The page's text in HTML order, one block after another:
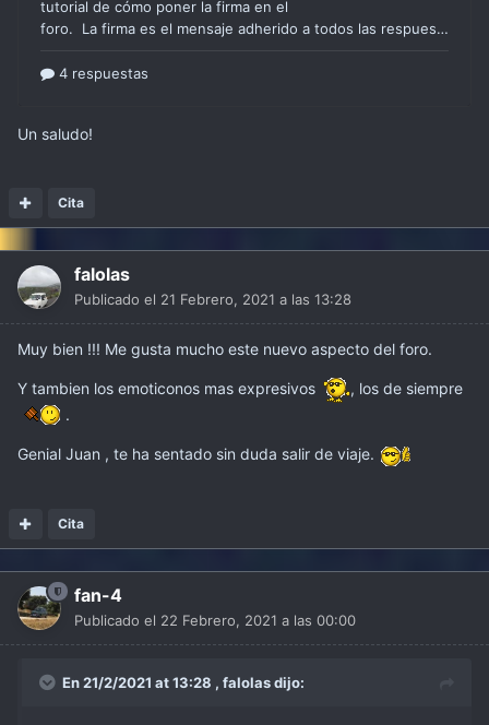
Un saludo!
Cita
falolas
Publicado el 21 Febrero, 2021 a las 13:28
Muy bien !!! Me gusta mucho este nuevo aspecto del foro.
Y tambien los emoticonos mas expresivos
, los de siempre
.
Genial Juan , te ha sentado sin duda salir de viaje.
Cita
fan-4
Publicado el 22 Febrero, 2021 a las 00:00
En 21/2/2021 at 13:28 , falolasdijo: